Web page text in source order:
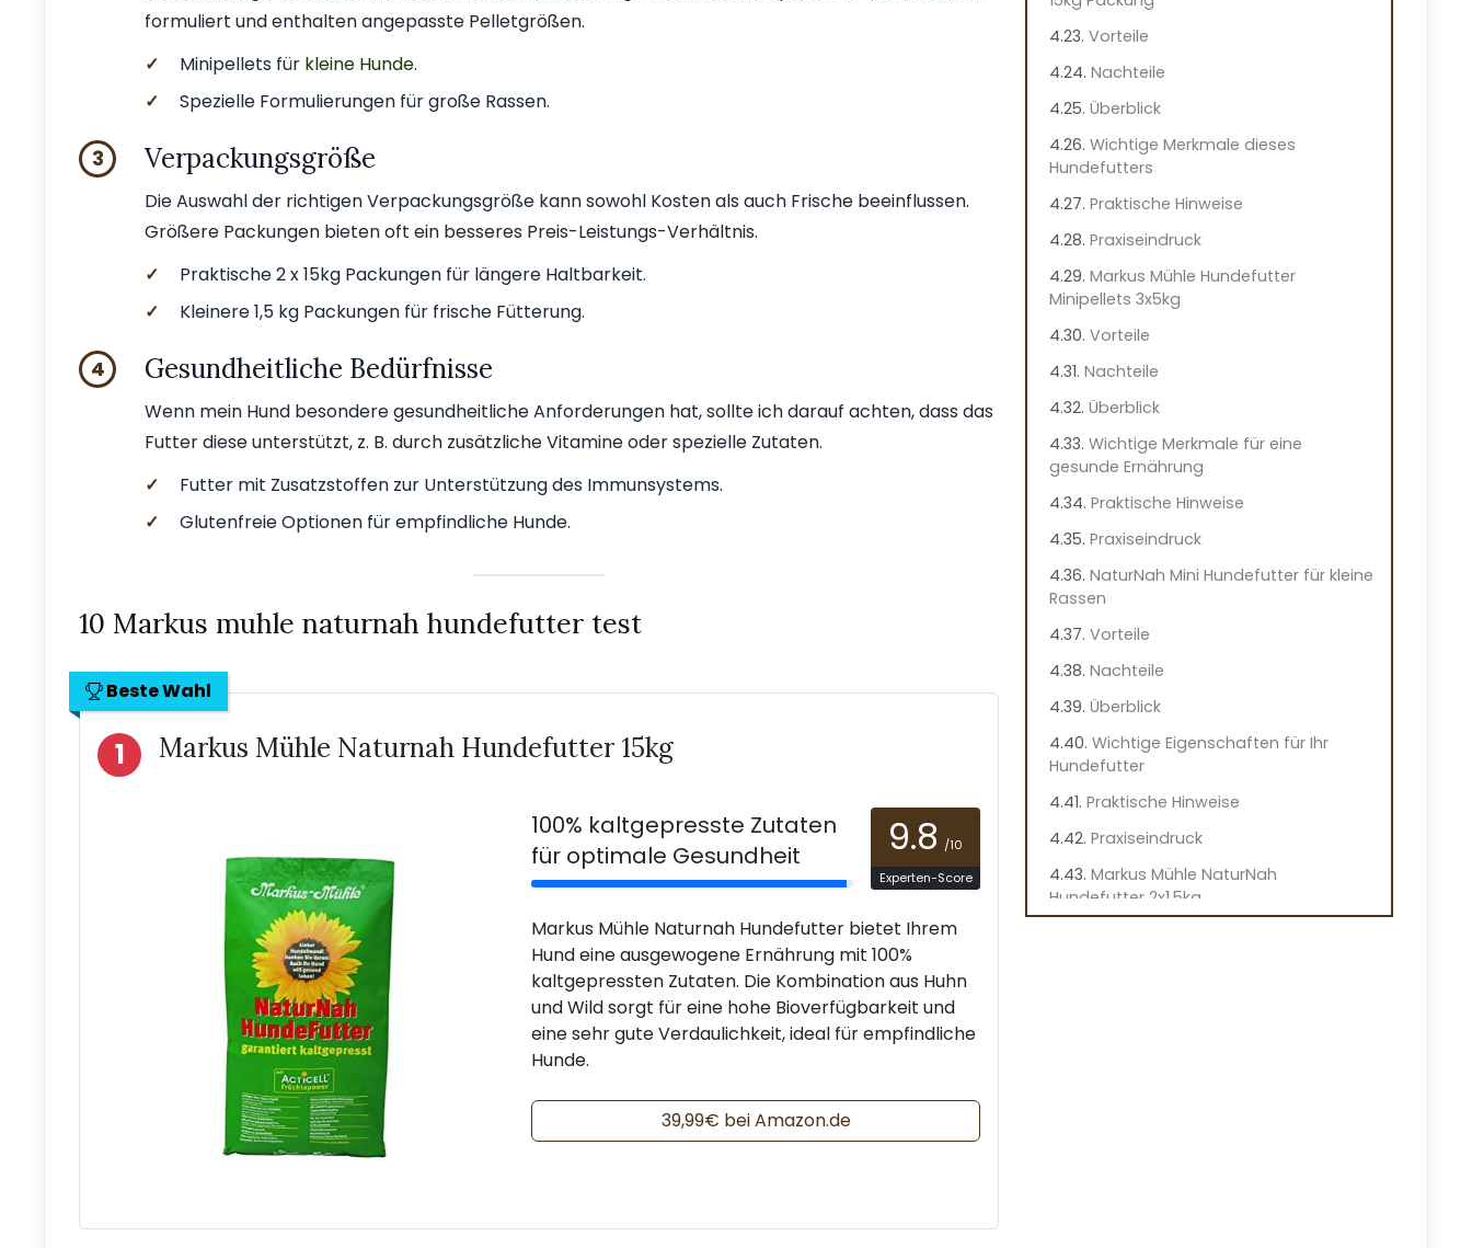
formuliert und enthalten angepasste Pelletgrößen.
✓
Minipellets für kleine Hunde.
✓
Spezielle Formulierungen für große Rassen.
3 Verpackungsgröße
Die Auswahl der richtigen Verpackungsgröße kann sowohl Kosten als auch Frische beeinflussen.
Größere Packungen bieten oft ein besseres Preis-Leistungs-Verhältnis.
✓
Praktische 2 x 15kg Packungen für längere Haltbarkeit.
✓
Kleinere 1,5 kg Packungen für frische Fütterung.
4 Gesundheitliche Bedürfnisse
Wenn mein Hund besondere gesundheitliche Anforderungen hat, sollte ich darauf achten, dass das
Futter diese unterstützt, z. B. durch zusätzliche Vitamine oder spezielle Zutaten.
✓
Futter mit Zusatzstoffen zur Unterstützung des Immunsystems.
✓
Glutenfreie Optionen für empfindliche Hunde.
10 Markus muhle naturnah hundefutter test
Beste Wahl
1 Markus Mühle Naturnah Hundefutter 15kg
100% kaltgepresste Zutaten
für optimale Gesundheit
9.8 /10
Experten-Score
Markus Mühle Naturnah Hundefutter bietet Ihrem
Hund eine ausgewogene Ernährung mit 100%
kaltgepressten Zutaten. Die Kombination aus Huhn
und Wild sorgt für eine hohe Bioverfügbarkeit und
eine sehr gute Verdaulichkeit, ideal für empfindliche
Hunde.
39,99€ bei Amazon.de
Vorteile
Nachteile
Überblick
Wichtige Merkmale dieses
Hundefutters
Praktische Hinweise
Praxiseindruck
Markus Mühle Hundefutter
Minipellets 3x5kg
Vorteile
Nachteile
Überblick
Wichtige Merkmale für eine
gesunde Ernährung
Praktische Hinweise
Praxiseindruck
NaturNah Mini Hundefutter für kleine
Rassen
Vorteile
Nachteile
Überblick
Wichtige Eigenschaften für Ihr
Hundefutter
Praktische Hinweise
Praxiseindruck
Markus Mühle NaturNah
Hundefutter 2x1,5kg